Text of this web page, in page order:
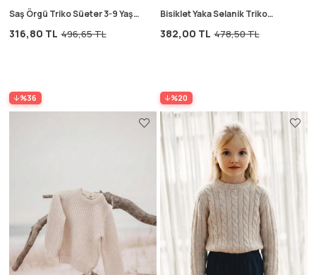
Saş Örgü Triko Süeter 3-9 Yaş
316,80 TL 496,65 TL
%36
Bisiklet Yaka Selanik Triko
382,00 TL 478,50 TL
%20